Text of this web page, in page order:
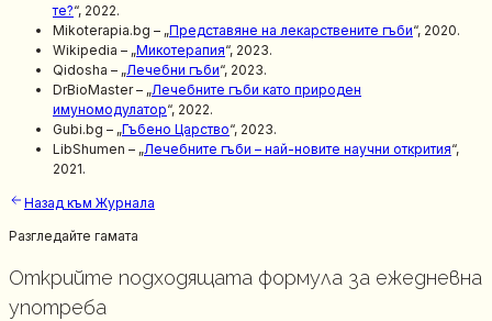
те?“, 2022.
Mikoterapia.bg – „Представяне на лекарствените гъби“, 2020.
Wikipedia – „Микотерапия“, 2023.
Qidosha – „Лечебни гъби“, 2023.
DrBioMaster – „Лечебните гъби като природен
имуномодулатор“, 2022.
Gubi.bg – „Гъбено Царство“, 2023.
LibShumen – „Лечебните гъби – най-новите научни открития“,
2021.
Назад към Журнала
Разгледайте гамата
Открийте подходящата формула за ежедневна
употреба